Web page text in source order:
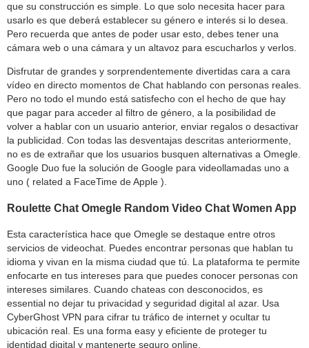
que su construcción es simple. Lo que solo necesita hacer para
usarlo es que deberá establecer su género e interés si lo desea.
Pero recuerda que antes de poder usar esto, debes tener una
cámara web o una cámara y un altavoz para escucharlos y verlos.
Disfrutar de grandes y sorprendentemente divertidas cara a cara
vídeo en directo momentos de Chat hablando con personas reales.
Pero no todo el mundo está satisfecho con el hecho de que hay
que pagar para acceder al filtro de género, a la posibilidad de
volver a hablar con un usuario anterior, enviar regalos o desactivar
la publicidad. Con todas las desventajas descritas anteriormente,
no es de extrañar que los usuarios busquen alternativas a Omegle.
Google Duo fue la solución de Google para videollamadas uno a
uno ( related a FaceTime de Apple ).
Roulette Chat Omegle Random Video Chat Women App
Esta característica hace que Omegle se destaque entre otros
servicios de videochat. Puedes encontrar personas que hablan tu
idioma y vivan en la misma ciudad que tú. La plataforma te permite
enfocarte en tus intereses para que puedes conocer personas con
intereses similares. Cuando chateas con desconocidos, es
essential no dejar tu privacidad y seguridad digital al azar. Usa
CyberGhost VPN para cifrar tu tráfico de internet y ocultar tu
ubicación real. Es una forma easy y eficiente de proteger tu
identidad digital y mantenerte seguro online.